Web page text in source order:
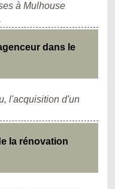
à Mulhouse
dans le
l'acquisition d'un
la rénovation